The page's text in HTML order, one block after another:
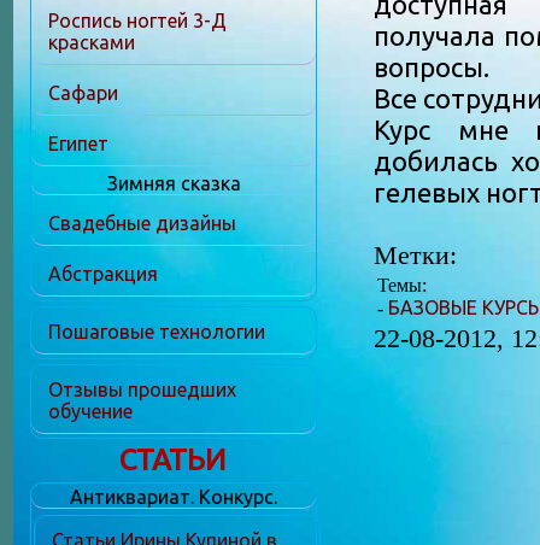
получала
вопросы.
Все
Курс мне
добилась
гелевых
Метки:
Темы:
- БАЗОВЫЕ
22-08-2012,
Роспись ногтей 3-Д
красками
Сафари
Египет
Зимняя сказка
Свадебные дизайны
Абстракция
Пошаговые технологии
Отзывы прошедших
обучение
СТАТЬИ
Антиквариат. Конкурс.
Статьи Ирины Купиной в